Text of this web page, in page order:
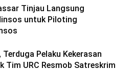
Tinjau Langsung
untuk Piloting
Terduga Pelaku Kekerasan
Tim URC Resmob Satreskrim